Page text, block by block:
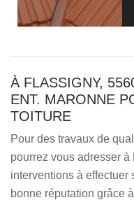
À FLASSIGNY,
ENT. MARONNE
TOITURE
Pour des travaux de
pourrez vous adresser
interventions à effectuer
bonne réputation grâce